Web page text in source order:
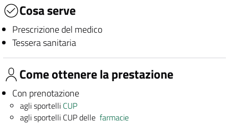
Cosa serve
Prescrizione del medico
Tessera sanitaria
Come ottenere la prestazione
Con prenotazione
agli sportelli CUP
agli sportelli CUP dellefarmacie